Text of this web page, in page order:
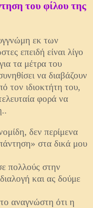
του φίλου της
εκ των
επειδή είναι λίγο
τα μέτρα του
να διαβάζουν
τον ιδιοκτήτη του,
φορά να
δεν περίμενα
στα δικά μου
πολλούς στην
και ας δούμε
αναγνώστη ότι η